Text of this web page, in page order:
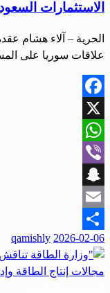
الاستثمارات
الحرية – آلاء هشام
علاقات سوريا على
Facebook
X
WhatsApp
Viber
Snapchat
Email
Share
2026-02-06
qamishly